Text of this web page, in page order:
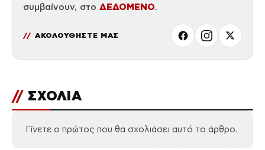
συμβαίνουν, στο ΔΕΔΟΜΕΝΟ.
ΑΚΟΛΟΥΘΗΣΤΕ ΜΑΣ
// ΣΧΟΛΙΑ
Γίνετε ο πρώτος που θα σχολιάσει αυτό το άρθρο.